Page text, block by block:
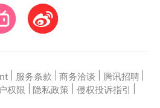
服务条款 商务洽谈 腾讯招聘
权限 隐私政策 侵权投诉指引